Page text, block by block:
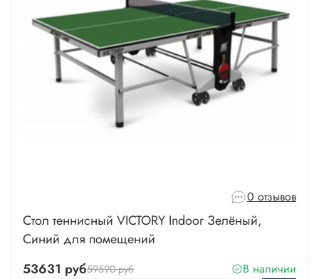
0 отзывов
Стол теннисный VICTORY Indoor Зелёный,
Синий для помещений
53631 руб59590 руб
В наличии